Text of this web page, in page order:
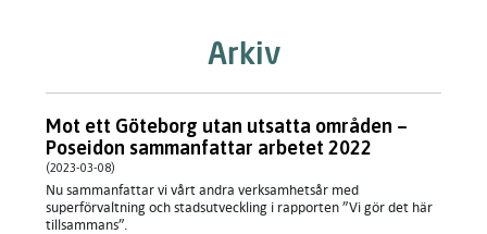
Arkiv
Mot ett Göteborg utan utsatta områden –
Poseidon sammanfattar arbetet 2022
(2023-03-08)
Nu sammanfattar vi vårt andra verksamhetsår med
superförvaltning och stadsutveckling i rapporten ”Vi gör det här
tillsammans”.